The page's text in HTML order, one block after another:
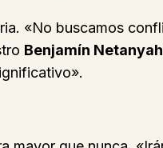
«No buscamos
Benjamín